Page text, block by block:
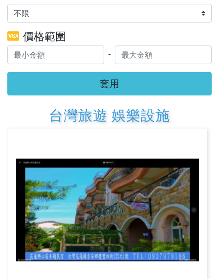
價格範圍
-
套用
台灣旅遊 娛樂設施